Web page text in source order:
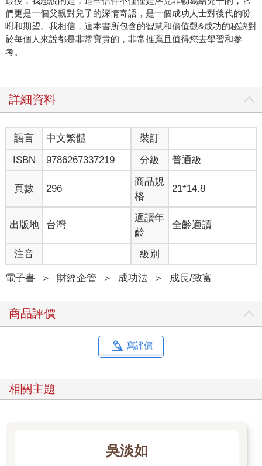
們更是一個父親對兒子的深情寄語，是一個成功人士對後代的吩
咐和期望。我相信，這本書所包含的智慧和價值觀&成功的秘訣對
於每個人來說都是非常寶貴的，非常推薦且值得您去學習和參
考。
詳細資料
語言 中文繁體
裝訂
ISBN
9786267337219 分級 普通級
頁數 296
商品規
格
21*14.8
出版地 台灣
適讀年
齡
全齡適讀
注音 級別
電子書 ＞ 財經企管 ＞ 成功法 ＞ 成長/致富
商品評價
寫評價
相關主題
吳淡如